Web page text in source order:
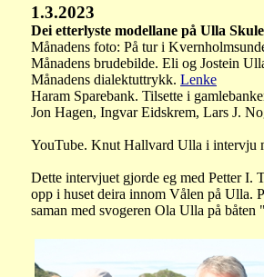
1.3.2023
Dei etterlyste modellane på Ulla
Månadens foto: På tur i
Månadens brudebilde. Eli og Jostein
Månadens dialektuttrykk. Lenke
Haram Sparebank. Tilsette i
Jon Hagen, Ingvar Eidskrem, Lars J.
YouTube. Knut Hallvard Ulla i intervju
Dette intervjuet gjorde eg med Petter I.
opp i huset deira innom Vålen på Ulla.
saman med svogeren Ola Ulla på